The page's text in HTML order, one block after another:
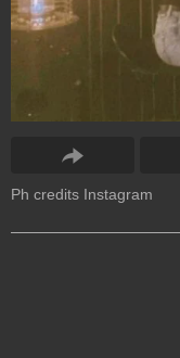
Ph credits Instagram